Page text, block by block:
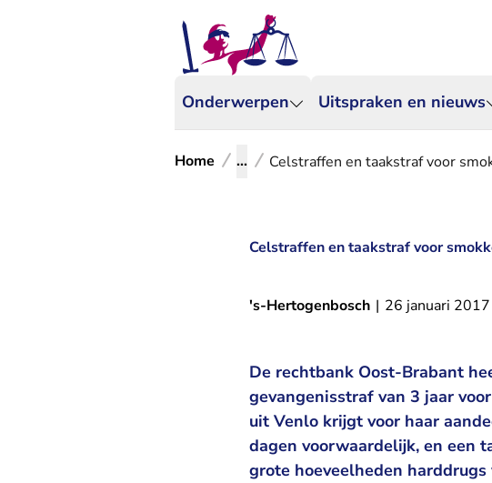
Onderwerpen Uitspraken en nieuws
Home ... Celstraffen en taakstraf voor
Celstraffen en taakstraf voor
's-Hertogenbosch | 26 januari 2017
De rechtbank Oost-Brabant
gevangenisstraf van 3 jaar
uit Venlo krijgt voor haar
dagen voorwaardelijk, en een
grote hoeveelheden